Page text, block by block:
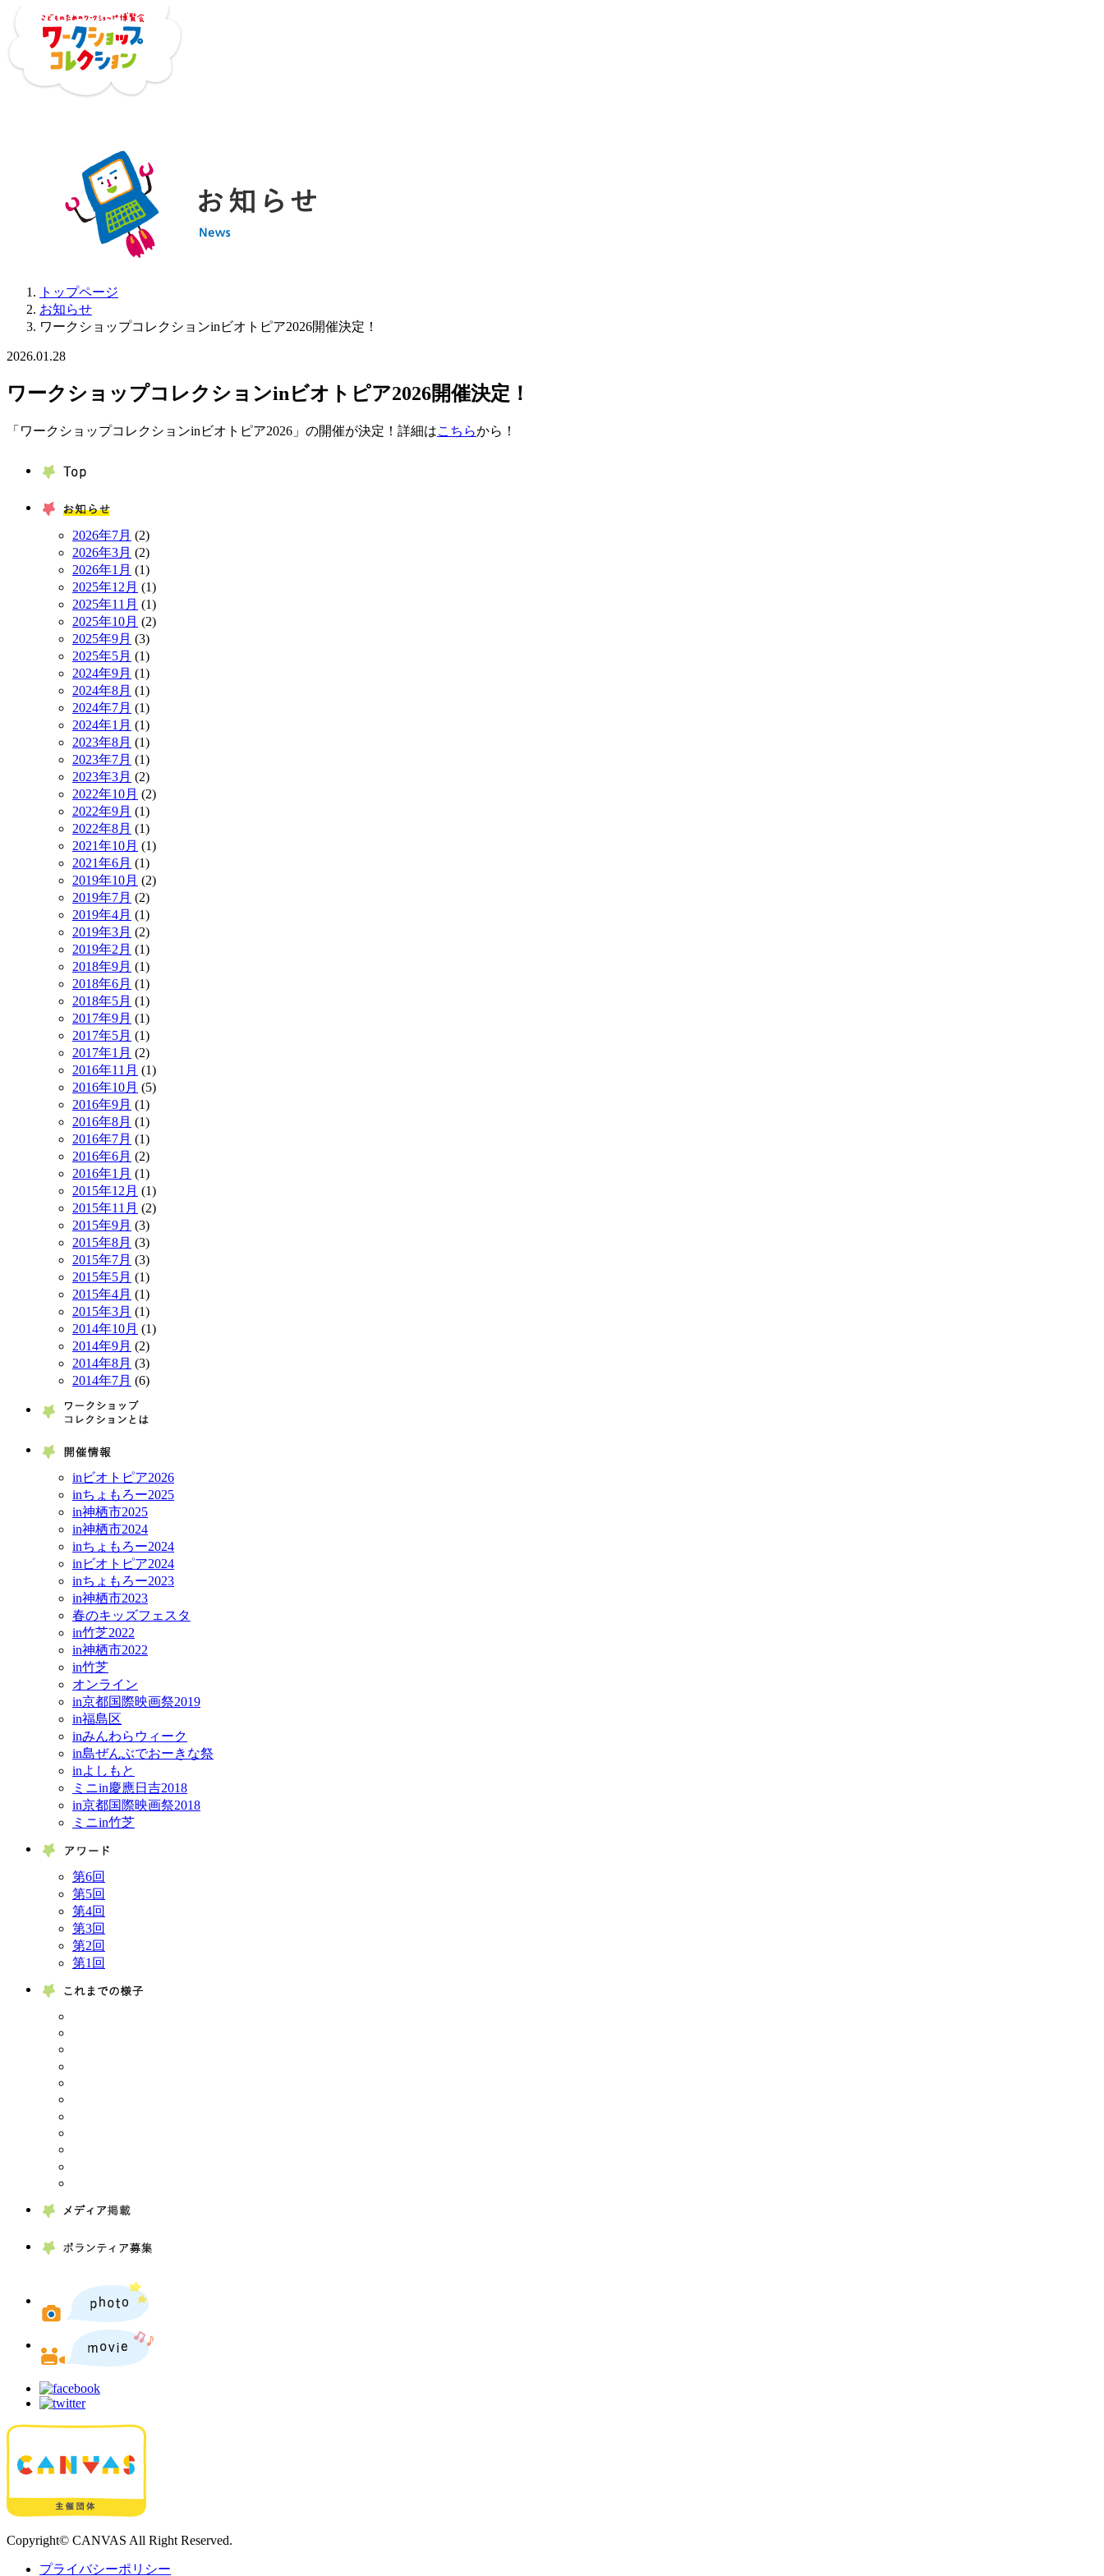
トップページ
お知らせ
ワークショップコレクションinビオトピア2026開催決定！
2026.01.28
ワークショップコレクションinビオトピア2026開催決定！
「ワークショップコレクションinビオトピア2026」の開催が決定！詳細はこちらから！
2026年7月 (2)
2026年3月 (2)
2026年1月 (1)
2025年12月 (1)
2025年11月 (1)
2025年10月 (2)
2025年9月 (3)
2025年5月 (1)
2024年9月 (1)
2024年8月 (1)
2024年7月 (1)
2024年1月 (1)
2023年8月 (1)
2023年7月 (1)
2023年3月 (2)
2022年10月 (2)
2022年9月 (1)
2022年8月 (1)
2021年10月 (1)
2021年6月 (1)
2019年10月 (2)
2019年7月 (2)
2019年4月 (1)
2019年3月 (2)
2019年2月 (1)
2018年9月 (1)
2018年6月 (1)
2018年5月 (1)
2017年9月 (1)
2017年5月 (1)
2017年1月 (2)
2016年11月 (1)
2016年10月 (5)
2016年9月 (1)
2016年8月 (1)
2016年7月 (1)
2016年6月 (2)
2016年1月 (1)
2015年12月 (1)
2015年11月 (2)
2015年9月 (3)
2015年8月 (3)
2015年7月 (3)
2015年5月 (1)
2015年4月 (1)
2015年3月 (1)
2014年10月 (1)
2014年9月 (2)
2014年8月 (3)
2014年7月 (6)
inビオトピア2026
inちょもろー2025
in神栖市2025
in神栖市2024
inちょもろー2024
inビオトピア2024
inちょもろー2023
in神栖市2023
春のキッズフェスタ
in竹芝2022
in神栖市2022
in竹芝
オンライン
in京都国際映画祭2019
in福島区
inみんわらウィーク
in島ぜんぶでおーきな祭
inよしもと
ミニin慶應日吉2018
in京都国際映画祭2018
ミニin竹芝
第6回
第5回
第4回
第3回
第2回
第1回
Copyright© CANVAS All Right Reserved.
プライバシーポリシー